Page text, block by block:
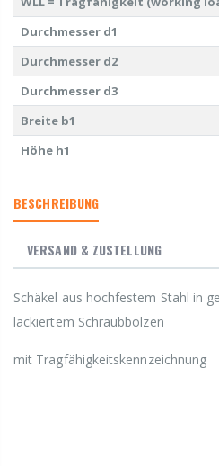
Durchmesser d1
Durchmesser d2
Durchmesser d3
Breite b1
Höhe h1
BESCHREIBUNG
VERSAND & ZUSTELLUNG
Schäkel aus hochfestem Stahl in
lackiertem Schraubbolzen
mit Tragfähigkeitskennzeichnung